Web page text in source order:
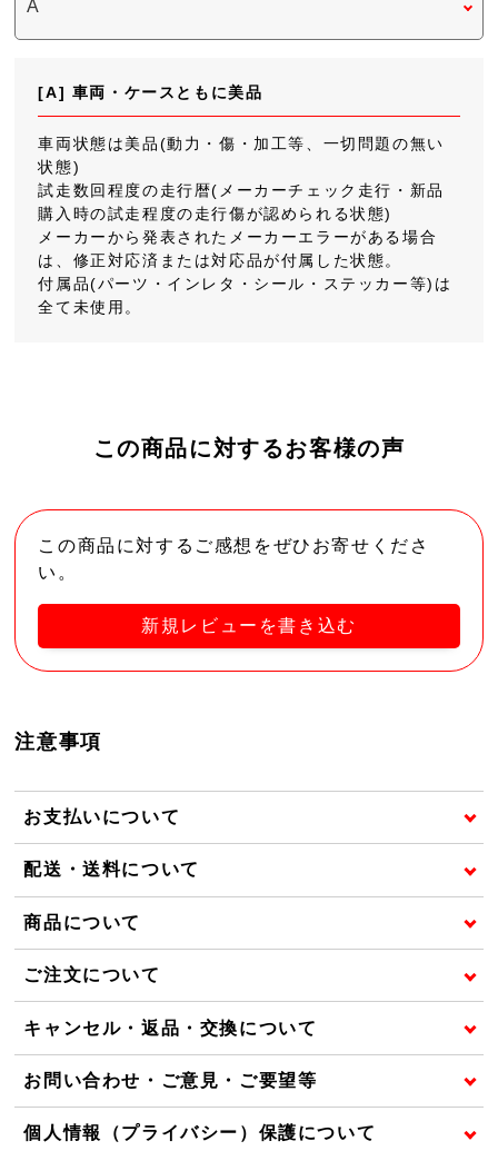
[A] 車両・ケースともに美品
車両状態は美品(動力・傷・加工等、一切問題の無い
状態)
試走数回程度の走行暦(メーカーチェック走行・新品
購入時の試走程度の走行傷が認められる状態)
メーカーから発表されたメーカーエラーがある場合
は、修正対応済または対応品が付属した状態。
付属品(パーツ・インレタ・シール・ステッカー等)は
全て未使用。
この商品に対するお客様の声
この商品に対するご感想をぜひお寄せくださ
い。
新規レビューを書き込む
注意事項
お支払いについて
配送・送料について
商品について
ご注文について
キャンセル・返品・交換について
お問い合わせ・ご意見・ご要望等
個人情報（プライバシー）保護について